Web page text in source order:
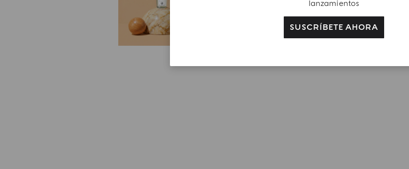
lanzamientos
SUSCRÍBETE AHORA
compra como usuario